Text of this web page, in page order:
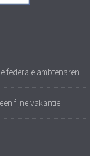
federale ambtenaren
fijne vakantie